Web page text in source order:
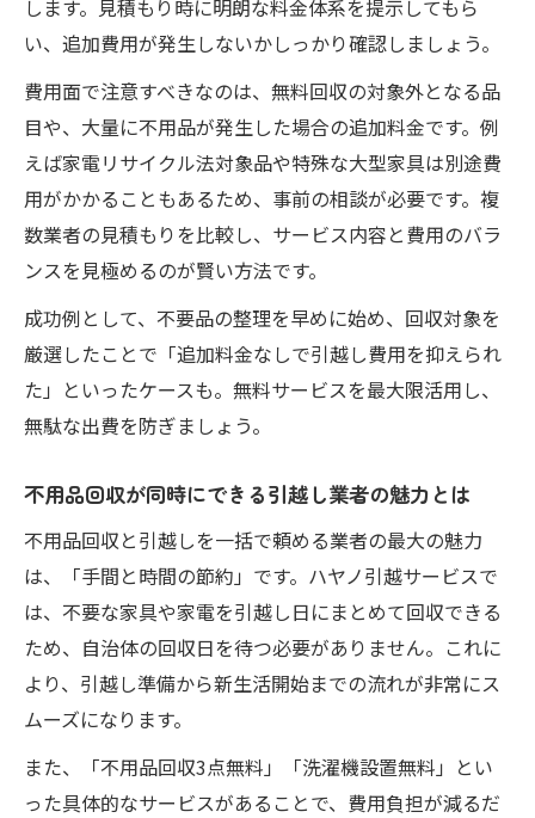
します。見積もり時に明朗な料金体系を提示してもら
い、追加費用が発生しないかしっかり確認しましょう。
費用面で注意すべきなのは、無料回収の対象外となる品
目や、大量に不用品が発生した場合の追加料金です。例
えば家電リサイクル法対象品や特殊な大型家具は別途費
用がかかることもあるため、事前の相談が必要です。複
数業者の見積もりを比較し、サービス内容と費用のバラ
ンスを見極めるのが賢い方法です。
成功例として、不要品の整理を早めに始め、回収対象を
厳選したことで「追加料金なしで引越し費用を抑えられ
た」といったケースも。無料サービスを最大限活用し、
無駄な出費を防ぎましょう。
不用品回収が同時にできる引越し業者の魅力とは
不用品回収と引越しを一括で頼める業者の最大の魅力
は、「手間と時間の節約」です。ハヤノ引越サービスで
は、不要な家具や家電を引越し日にまとめて回収できる
ため、自治体の回収日を待つ必要がありません。これに
より、引越し準備から新生活開始までの流れが非常にス
ムーズになります。
また、「不用品回収3点無料」「洗濯機設置無料」とい
った具体的なサービスがあることで、費用負担が減るだ